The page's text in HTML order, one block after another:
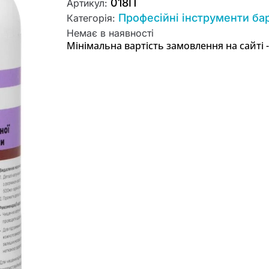
Артикул: 018П
Категорія: Професійні інструменти
Немає в наявності
Мінімальна вартість замовлення на сайті